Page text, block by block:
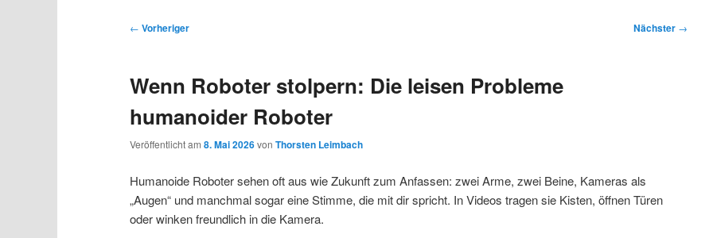
Beitragsnavigation
← Vorheriger Nächster →
Wenn Roboter stolpern: Die leisen Probleme
humanoider Roboter
Veröffentlicht am8. Mai 2026vonThorsten Leimbach
Humanoide Roboter sehen oft aus wie Zukunft zum Anfassen: zwei Arme, zwei Beine, Kameras als
„Augen“ und manchmal sogar eine Stimme, die mit dir spricht. In Videos tragen sie Kisten, öffnen Türen
oder winken freundlich in die Kamera.